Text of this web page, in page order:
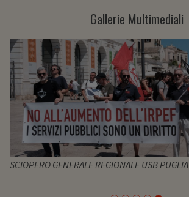
Gallerie Multimediali
SCIOPERO GENERALE REGIONALE USB PUGLIA